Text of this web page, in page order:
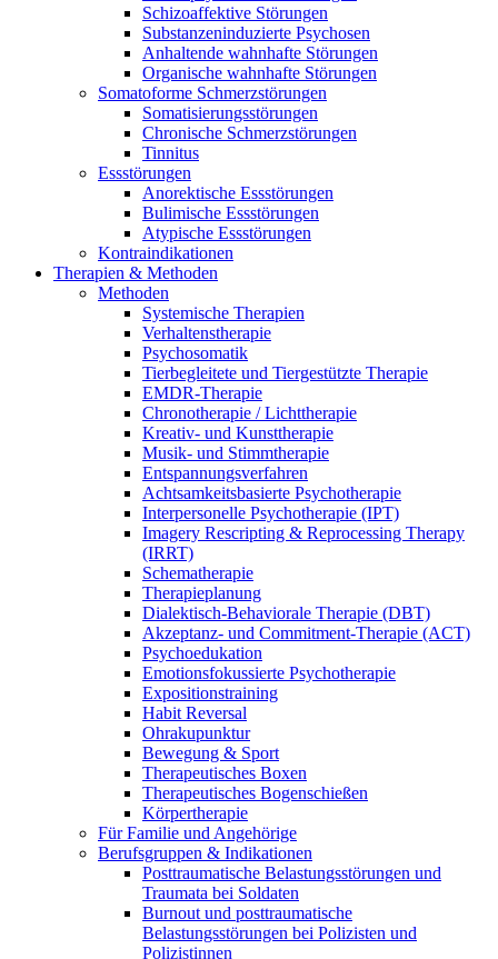
Schizoaffektive Störungen
Substanzeninduzierte Psychosen
Anhaltende wahnhafte Störungen
Organische wahnhafte Störungen
Somatoforme Schmerzstörungen
Somatisierungsstörungen
Chronische Schmerzstörungen
Tinnitus
Essstörungen
Anorektische Essstörungen
Bulimische Essstörungen
Atypische Essstörungen
Kontraindikationen
Therapien & Methoden
Methoden
Systemische Therapien
Verhaltenstherapie
Psychosomatik
Tierbegleitete und Tiergestützte Therapie
EMDR-Therapie
Chronotherapie / Lichttherapie
Kreativ- und Kunsttherapie
Musik- und Stimmtherapie
Entspannungsverfahren
Achtsamkeitsbasierte Psychotherapie
Interpersonelle Psychotherapie (IPT)
Imagery Rescripting & Reprocessing Therapy
(IRRT)
Schematherapie
Therapieplanung
Dialektisch-Behaviorale Therapie (DBT)
Akzeptanz- und Commitment-Therapie (ACT)
Psychoedukation
Emotionsfokussierte Psychotherapie
Expositionstraining
Habit Reversal
Ohrakupunktur
Bewegung & Sport
Therapeutisches Boxen
Therapeutisches Bogenschießen
Körpertherapie
Für Familie und Angehörige
Berufsgruppen & Indikationen
Posttraumatische Belastungsstörungen und
Traumata bei Soldaten
Burnout und posttraumatische
Belastungsstörungen bei Polizisten und
Polizistinnen